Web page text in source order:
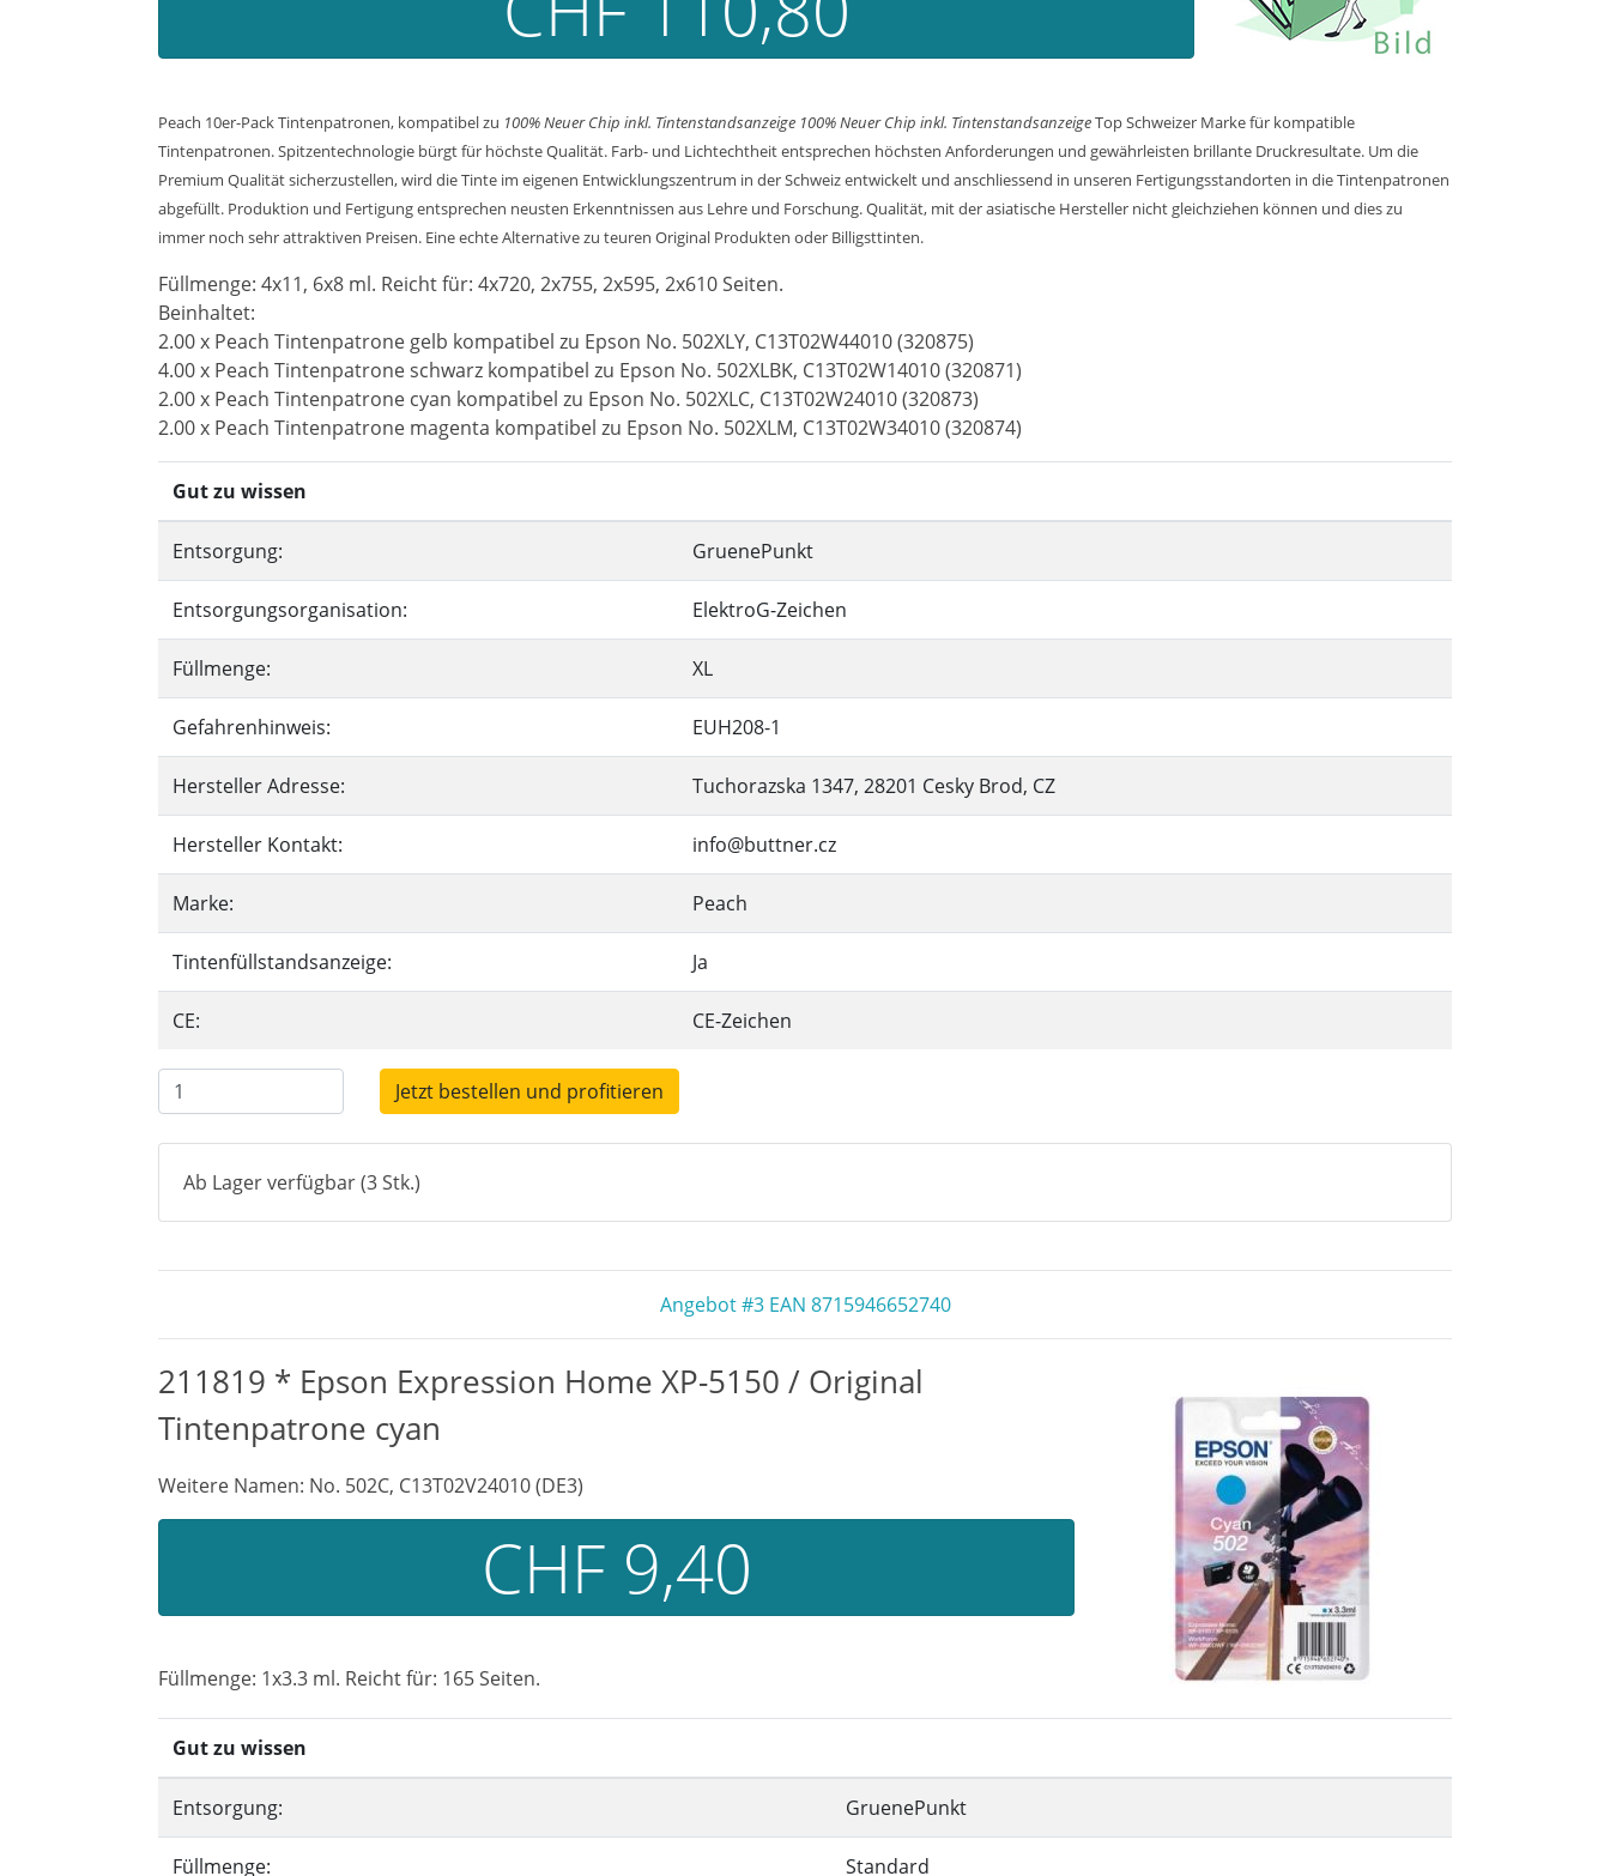
Peach 10er-Pack Tintenpatronen, kompatibel zu 100% Neuer Chip inkl. Tintenstandsanzeige 100% Neuer Chip inkl. TintenstandsanzeigeTop Schweizer Marke für kompatible
Tintenpatronen. Spitzentechnologie bürgt für höchste Qualität. Farb- und Lichtechtheit entsprechen höchsten Anforderungen und gewährleisten brillante Druckresultate. Um die
Premium Qualität sicherzustellen, wird die Tinte im eigenen Entwicklungszentrum in der Schweiz entwickelt und anschliessend in unseren Fertigungsstandorten in die Tintenpatronen
abgefüllt. Produktion und Fertigung entsprechen neusten Erkenntnissen aus Lehre und Forschung. Qualität, mit der asiatische Hersteller nicht gleichziehen können und dies zu
immer noch sehr attraktiven Preisen. Eine echte Alternative zu teuren Original Produkten oder Billigsttinten.
Füllmenge: 4x11, 6x8 ml. Reicht für: 4x720, 2x755, 2x595, 2x610 Seiten.
Beinhaltet:
2.00 x Peach Tintenpatrone gelb kompatibel zu Epson No. 502XLY, C13T02W44010 (320875)
4.00 x Peach Tintenpatrone schwarz kompatibel zu Epson No. 502XLBK, C13T02W14010 (320871)
2.00 x Peach Tintenpatrone cyan kompatibel zu Epson No. 502XLC, C13T02W24010 (320873)
2.00 x Peach Tintenpatrone magenta kompatibel zu Epson No. 502XLM, C13T02W34010 (320874)
Gut zu wissen
Entsorgung: GruenePunkt
Entsorgungsorganisation: ElektroG-Zeichen
Füllmenge: XL
Gefahrenhinweis: EUH208-1
Hersteller Adresse: Tuchorazska 1347, 28201 Cesky Brod, CZ
Hersteller Kontakt: info@buttner.cz
Marke: Peach
Tintenfüllstandsanzeige: Ja
CE: CE-Zeichen
Jetzt bestellen und profitieren
Ab Lager verfügbar (3 Stk.)
Angebot #3 EAN 8715946652740
211819 * Epson Expression Home XP-5150 / Original
Tintenpatrone cyan
Weitere Namen: No. 502C, C13T02V24010 (DE3)
CHF 9,40
Füllmenge: 1x3.3 ml. Reicht für: 165 Seiten.
Gut zu wissen
Entsorgung: GruenePunkt
Füllmenge: Standard